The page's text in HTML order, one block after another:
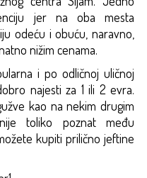
jer na oba mesta
odeću i obuću, naravno,
nižim cenama.
i po odličnoj uličnoj
najesti za 1 ili 2 evra.
kao na nekim drugim
toliko poznat među
kupiti prilično jeftine